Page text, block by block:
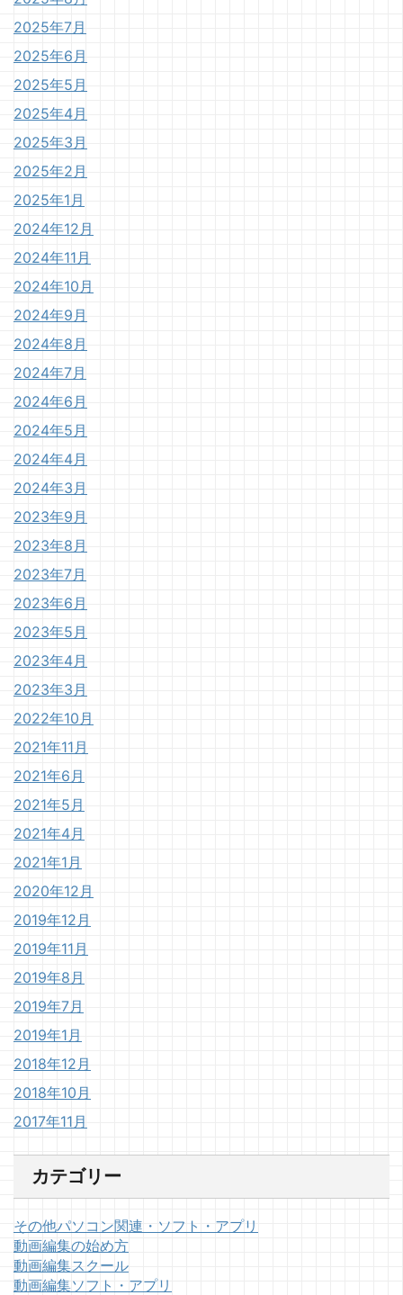
2025年7月
2025年6月
2025年5月
2025年4月
2025年3月
2025年2月
2025年1月
2024年12月
2024年11月
2024年10月
2024年9月
2024年8月
2024年7月
2024年6月
2024年5月
2024年4月
2024年3月
2023年9月
2023年8月
2023年7月
2023年6月
2023年5月
2023年4月
2023年3月
2022年10月
2021年11月
2021年6月
2021年5月
2021年4月
2021年1月
2020年12月
2019年12月
2019年11月
2019年8月
2019年7月
2019年1月
2018年12月
2018年10月
2017年11月
カテゴリー
その他パソコン関連・ソフト・アプリ
動画編集の始め方
動画編集スクール
動画編集ソフト・アプリ